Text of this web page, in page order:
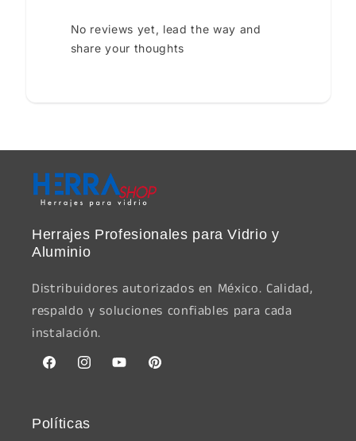
No reviews yet, lead the way and
share your thoughts
Herrajes Profesionales para Vidrio y
Aluminio
Distribuidores autorizados en México. Calidad,
respaldo y soluciones confiables para cada
instalación.
FacebookInstagramYouTubePinterest
Políticas